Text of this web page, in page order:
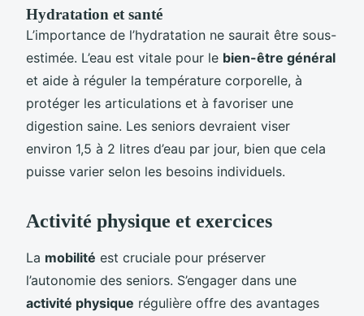
Hydratation et santé
L’importance de l’hydratation ne saurait être sous-
estimée. L’eau est vitale pour le bien-être général
et aide à réguler la température corporelle, à
protéger les articulations et à favoriser une
digestion saine. Les seniors devraient viser
environ 1,5 à 2 litres d’eau par jour, bien que cela
puisse varier selon les besoins individuels.
Activité physique et exercices
La mobilité est cruciale pour préserver
l’autonomie des seniors. S’engager dans une
activité physique régulière offre des avantages